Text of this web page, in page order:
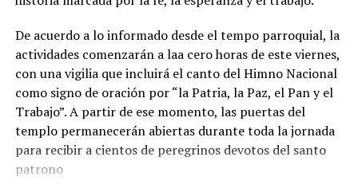
De acuerdo a lo informado desde el tempo parroquial, la
actividades comenzarán a laa cero horas de este viernes,
con una vigilia que incluirá el canto del Himno Nacional
como signo de oración por “la Patria, la Paz, el Pan y el
Trabajo”. A partir de ese momento, las puertas del
templo permanecerán abiertas durante toda la jornada
para recibir a cientos de peregrinos devotos del santo
patrono